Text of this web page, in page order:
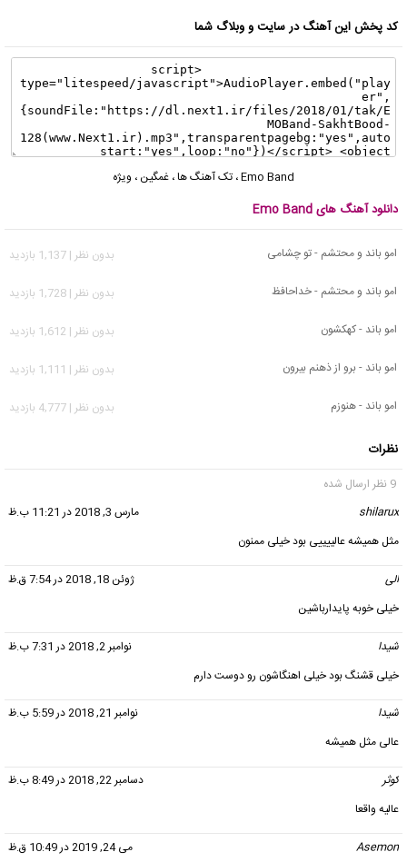
کد پخش این آهنگ در سایت و وبلاگ شما
Emo Band، تک آهنگ ها، غمگین ، ویژه
دانلود آهنگ های Emo Band
امو باند و محتشم - تو چشامی
بدون نظر | 1,137 بازدید
امو باند و محتشم - خداحافظ
بدون نظر | 1,728 بازدید
امو باند - کهکشون
بدون نظر | 1,612 بازدید
امو باند - برو از ذهنم بیرون
بدون نظر | 1,111 بازدید
امو باند - هنوزم
بدون نظر | 4,777 بازدید
نظرات
9 نظر ارسال شده
shilarux
مارس 3, 2018 در 11:21 ب.ظ
مثل همیشه عالییییی بود خیلی ممنون
الی
ژوئن 18, 2018 در 7:54 ق.ظ
خیلی خوبه پایدارباشین
شیدا
نوامبر 2, 2018 در 7:31 ب.ظ
خیلی قشنگ بود خیلی اهنگاشون رو دوست دارم
شیدا
نوامبر 21, 2018 در 5:59 ب.ظ
عالی مثل همیشه
کوثر
دسامبر 22, 2018 در 8:49 ب.ظ
عالیه واقعا
Asemon
می 24, 2019 در 10:49 ق.ظ